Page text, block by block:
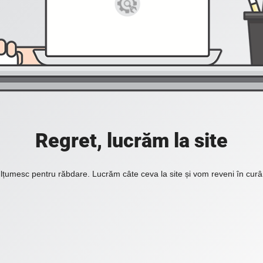
Regret, lucrăm la site
pentru răbdare. Lucrăm câte ceva la site și vom reveni în